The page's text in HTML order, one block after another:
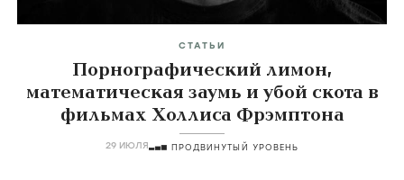
СТАТЬИ
Порнографический лимон,
математическая заумь и убой скота в
фильмах Холлиса Фрэмптона
29 ИЮЛЯ ПРОДВИНУТЫЙ УРОВЕНЬ